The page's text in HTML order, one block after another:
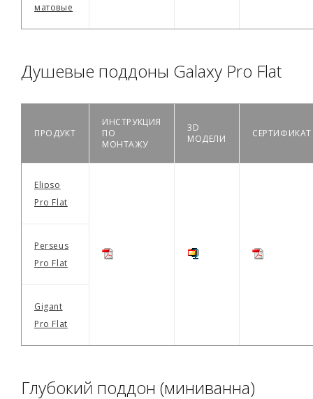
матовые
Душевые поддоны Galaxy Pro Flat
ПРОДУКТ
ИНСТРУКЦИЯ
ПО
МОНТАЖУ
3D
МОДЕЛИ
СЕРТИФИКАТ
Elipso
Pro Flat
Perseus
Pro Flat
Gigant
Pro Flat
Глубокий поддон (миниванна)